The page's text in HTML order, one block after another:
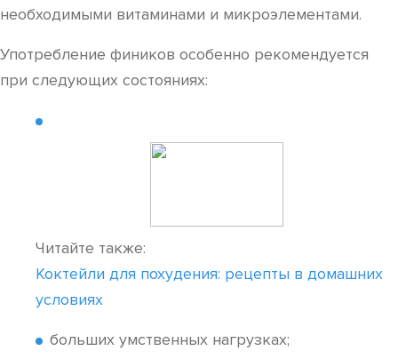
необходимыми витаминами и микроэлементами.
Употребление фиников особенно рекомендуется
при следующих состояниях:
Читайте также:
Коктейли для похудения: рецепты в домашних
условиях
больших умственных нагрузках;